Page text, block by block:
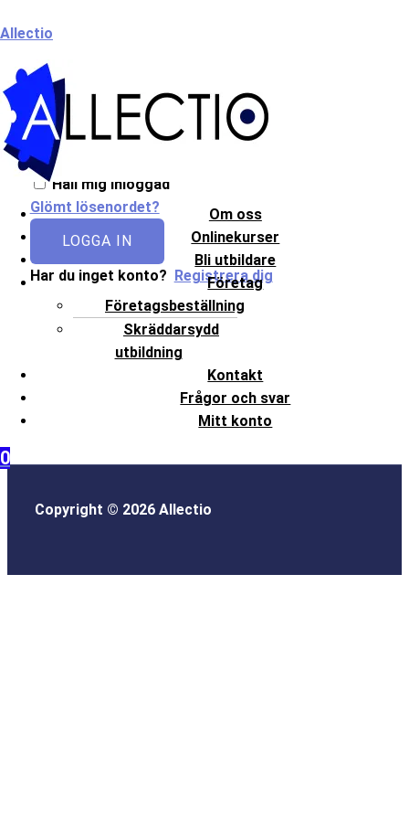
till
Allectio
Om oss
Onlinekurser
Bli utbildare
Företag
Företagsbeställning
Skräddarsydd
utbildning
Kontakt
Frågor och svar
Mitt konto
0
Välkommen till Allectio!
Håll mig inloggad
Glömt lösenordet?
LOGGA IN
Har du inget konto? Registrera dig
Copyright © 2026 Allectio